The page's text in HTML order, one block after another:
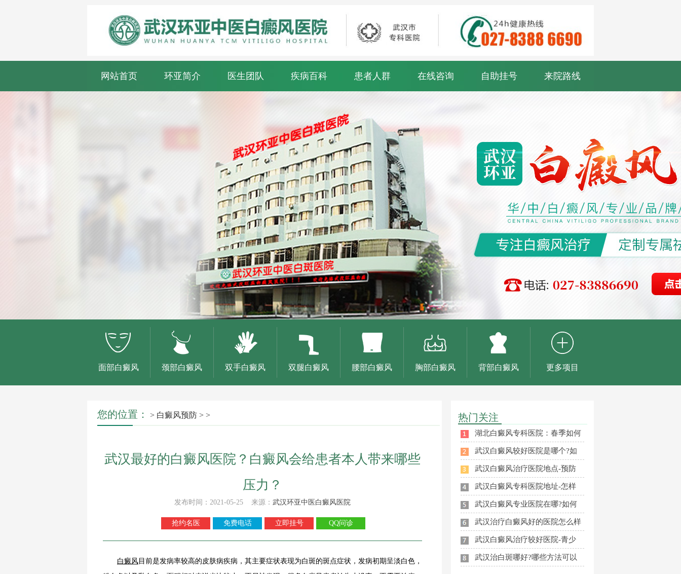
网站首页 环亚简介 医生团队 疾病百科 患者人群 在线咨询 自助挂号 来院路线
面部白癜风 颈部白癜风 双手白癜风 双腿白癜风 腰部白癜风 胸部白癜风 背部白癜风 更多项目
您的位置： > 白癜风预防 > >
武汉最好的白癜风医院？白癜风会给患者本人带来哪些
压力？
发布时间：2021-05-25 来源： 武汉环亚中医白癜风医院
抢约名医 免费电话 立即挂号 QQ问诊
白癜风 目前是发病率较高的皮肤病疾病，其主要症状表现为白斑的斑点症状，发病初期呈淡白色，
热门关注
湖北白癜风专科医院：春季如何
武汉白癜风较好医院是哪个?如
武汉白癜风治疗医院地点-预防
武汉白癜风专科医院地址-怎样
武汉白癜风专业医院在哪?如何
武汉治疗白癜风好的医院怎么样
武汉白癜风治疗较好医院-青少
武汉治白斑哪好?哪些方法可以